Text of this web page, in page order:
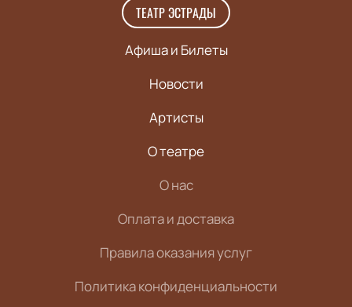
ТЕАТР ЭСТРАДЫ
Афиша и Билеты
Новости
Артисты
О театре
О нас
Оплата и доставка
Правила оказания услуг
Политика конфиденциальности